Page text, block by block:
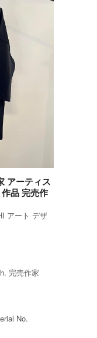
アーティス
品 完売作
アート デザ
完売作家
No.